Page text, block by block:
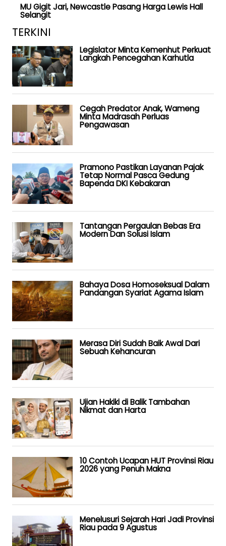
MU Gigit Jari, Newcastle Pasang Harga Lewis Hall
Selangit
TERKINI
Legislator Minta Kemenhut Perkuat
Langkah Pencegahan Karhutla
Cegah Predator Anak, Wameng
Minta Madrasah Perluas
Pengawasan
Pramono Pastikan Layanan Pajak
Tetap Normal Pasca Gedung
Bapenda DKI Kebakaran
Tantangan Pergaulan Bebas Era
Modern Dan Solusi Islam
Bahaya Dosa Homoseksual Dalam
Pandangan Syariat Agama Islam
Merasa Diri Sudah Baik Awal Dari
Sebuah Kehancuran
Ujian Hakiki di Balik Tambahan
Nikmat dan Harta
10 Contoh Ucapan HUT Provinsi Riau
2026 yang Penuh Makna
Menelusuri Sejarah Hari Jadi Provinsi
Riau pada 9 Agustus